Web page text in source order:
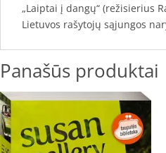
„Laiptai į dangų“ (režisierius
Lietuvos rašytojų sąjungos
Panašūs produktai